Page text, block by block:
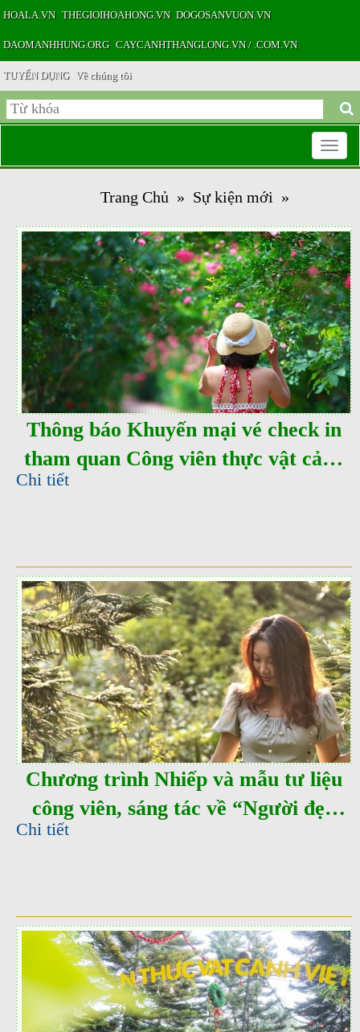
HOALA.VN THEGIOIHOAHONG.VN DOGOSANVUON.VN
DAOMANHHUNG.ORG CAYCANHTHANGLONG.VN / .COM.VN
TUYỂN DỤNG Về chúng tôi
Toggle
Trang Chủ » Sự kiện mới »
Thông báo Khuyến mại vé check in
tham quan Công viên thực vật cảnh
Chi tiết
Chương trình Nhiếp và mẫu tư liệu
công viên, sáng tác về “Người đẹp
đường hoa tường vi cổ sá” và chủ đề
Chi tiết